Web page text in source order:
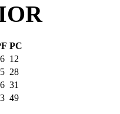
PC
12
28
31
49